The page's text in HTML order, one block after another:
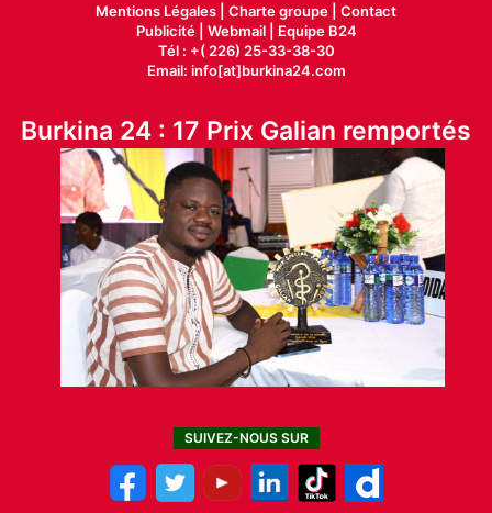
Mentions Légales | Charte groupe | Contact
Publicité| Webmail |
Equipe B24
Tél : +( 226) 25-33-38-30
Email: info[at]burkina24.com
Burkina 24 : 17 Prix Galian remportés
SUIVEZ-NOUS SUR